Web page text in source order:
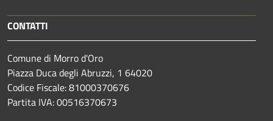
CONTATTI
Comune di Morro d'Oro
Piazza Duca degli Abruzzi, 1 64020
Codice Fiscale: 81000370676
Partita IVA: 00516370673